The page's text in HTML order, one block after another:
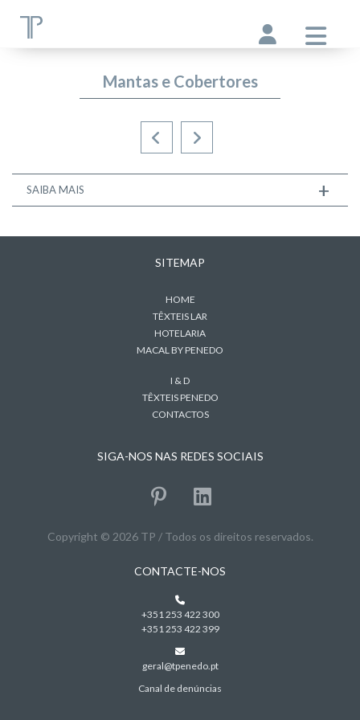
Mantas e Cobertores
SAIBA MAIS +
SITEMAP
HOME
TÊXTEIS LAR
HOTELARIA
MACAL BY PENEDO
I & D
TÊXTEIS PENEDO
CONTACTOS
SIGA-NOS NAS REDES SOCIAIS
Copyright © 2026 TP / Todos os direitos reservados.
CONTACTE-NOS
+351 253 422 300
+351 253 422 399
geral@tpenedo.pt
Canal de denúncias